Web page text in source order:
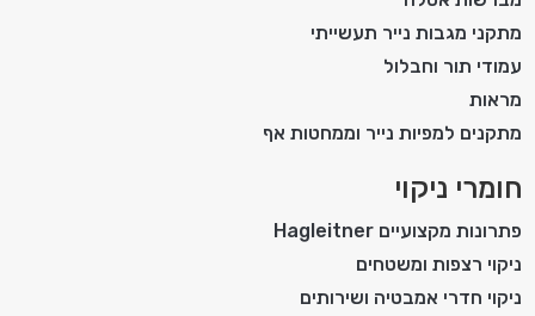
מתקני מגבות נייר תעשייתי
עמודי תור וחבלול
מראות
מתקנים למפיות נייר וממחטות אף
חומרי ניקוי
פתרונות מקצועיים Hagleitner
ניקוי רצפות ומשטחים
ניקוי חדרי אמבטיה ושירותים